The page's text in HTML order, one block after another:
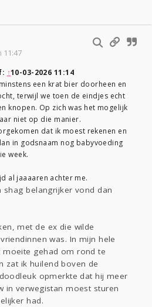
11:47
↑10-03-2026 11:14
een krat bier doorheen en
terwijl we toen de eindjes echt
knopen. Op zich was het mogelijk
niet op die manier.
dat ik moest rekenen en
in godsnaam nog babyvoeding
week.
al jaaaaren achter me.
shag belangrijker vond dan
met de ex die wilde
was. In mijn hele
gehad om rond te
zat ik huilend boven de
opmerkte dat hij meer
in verwegistan moest sturen
had.